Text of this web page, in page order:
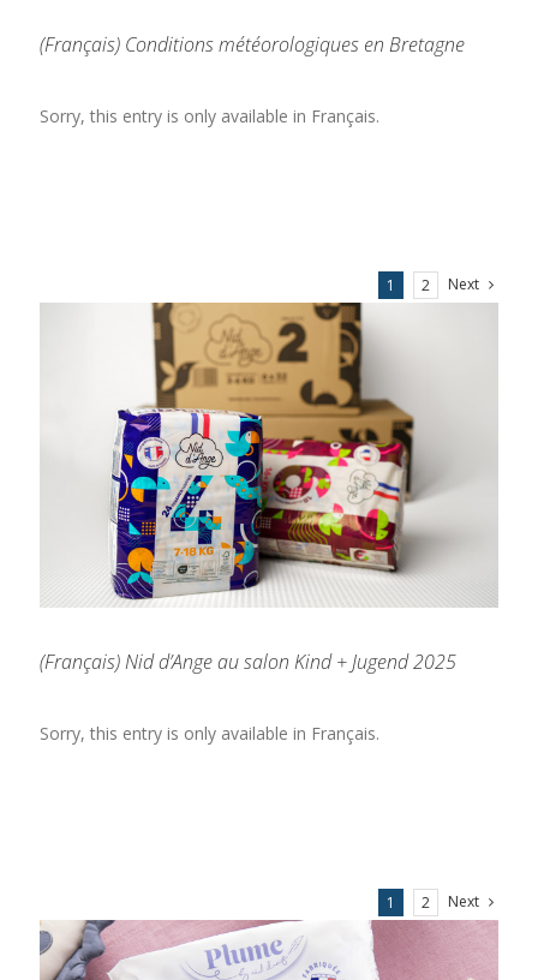
(Français) Conditions météorologiques en Bretagne
Sorry, this entry is only available in Français.
1 2 Next
(Français) Nid d’Ange au salon Kind + Jugend 2025
Sorry, this entry is only available in Français.
1 2 Next